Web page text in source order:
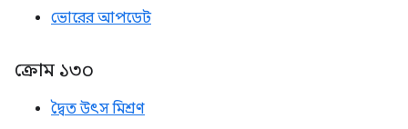
ভোরের আপডেট
ক্রোম ১৩০
দ্বৈত উৎস মিশ্রণ